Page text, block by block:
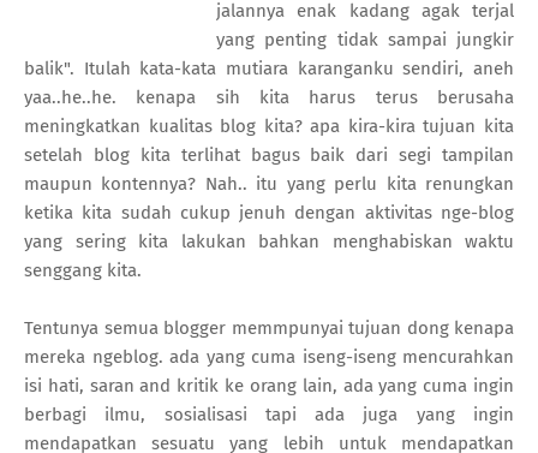
jalannya enak kadang agak terjal
yang penting tidak sampai jungkir
balik". Itulah kata-kata mutiara karanganku sendiri, aneh
yaa..he..he. kenapa sih kita harus terus berusaha
meningkatkan kualitas blog kita? apa kira-kira tujuan kita
setelah blog kita terlihat bagus baik dari segi tampilan
maupun kontennya? Nah.. itu yang perlu kita renungkan
ketika kita sudah cukup jenuh dengan aktivitas nge-blog
yang sering kita lakukan bahkan menghabiskan waktu
senggang kita.
Tentunya semua blogger memmpunyai tujuan dong kenapa
mereka ngeblog. ada yang cuma iseng-iseng mencurahkan
isi hati, saran and kritik ke orang lain, ada yang cuma ingin
berbagi ilmu, sosialisasi tapi ada juga yang ingin
mendapatkan sesuatu yang lebih untuk mendapatkan